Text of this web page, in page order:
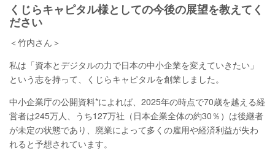
くじらキャピタル様としての今後の展望を教えてく
ださい
＜竹内さん＞
私は「資本とデジタルの力で日本の中小企業を変えていきたい」
という志を持って、くじらキャピタルを創業しました。
中小企業庁の公開資料*によれば、2025年の時点で70歳を越える経
営者は245万人、うち127万社（日本企業全体の約30％）は後継者
が未定の状態であり、廃業によって多くの雇用や経済利益が失わ
れると予想されています。